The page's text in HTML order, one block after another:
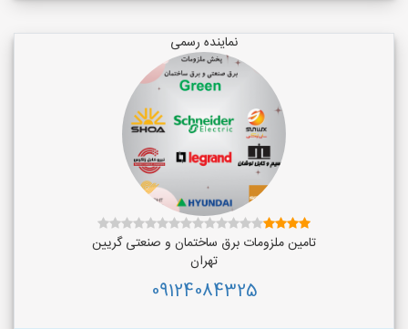
نماینده رسمی
تامین ملزومات برق ساختمان و صنعتی گریین
تهران
09124084325